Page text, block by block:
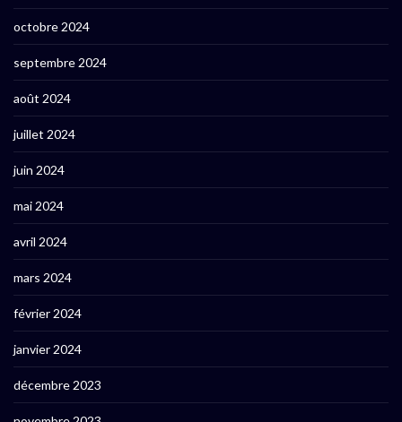
octobre 2024
septembre 2024
août 2024
juillet 2024
juin 2024
mai 2024
avril 2024
mars 2024
février 2024
janvier 2024
décembre 2023